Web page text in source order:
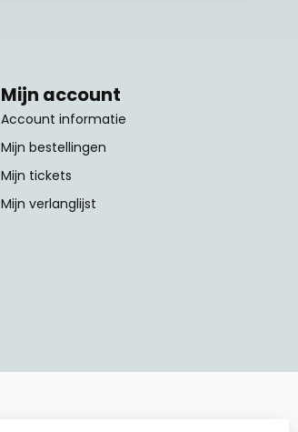
Mijn account
Account informatie
Mijn bestellingen
Mijn tickets
Mijn verlanglijst